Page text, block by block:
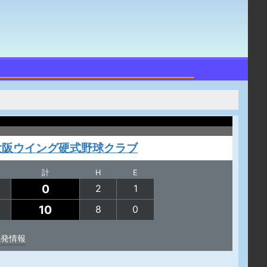
ウイング硬式野球クラブ
計 H E
0 2 1
10 8 0
情報